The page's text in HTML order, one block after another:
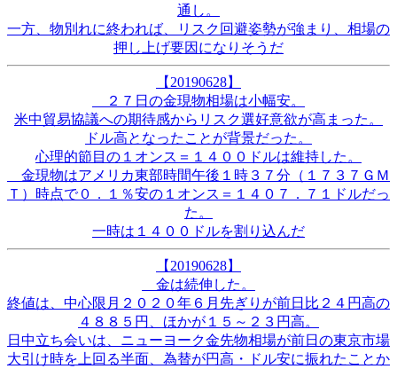
通し。
一方、物別れに終われば、リスク回避姿勢が強まり、相場の
押し上げ要因になりそうだ
【20190628】
２７日の金現物相場は小幅安。
米中貿易協議への期待感からリスク選好意欲が高まった。
ドル高となったことが背景だった。
心理的節目の１オンス＝１４００ドルは維持した。
金現物はアメリカ東部時間午後１時３７分（１７３７ＧＭ
Ｔ）時点で０．１％安の１オンス＝１４０７．７１ドルだっ
た。
一時は１４００ドルを割り込んだ
【20190628】
金は続伸した。
終値は、中心限月２０２０年６月先ぎりが前日比２４円高の
４８８５円、ほかが１５～２３円高。
日中立ち会いは、ニューヨーク金先物相場が前日の東京市場
大引け時を上回る半面、為替が円高・ドル安に振れたことか